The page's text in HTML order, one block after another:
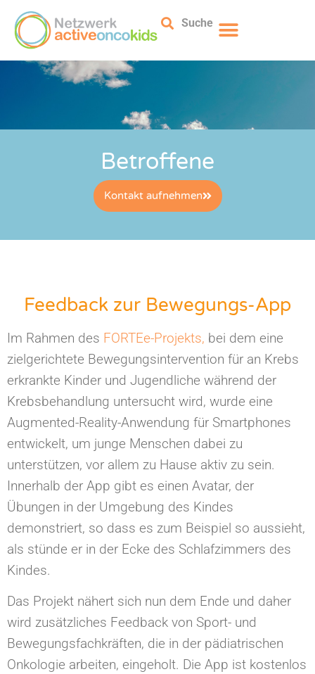
Suche
Betroffene
Kontakt aufnehmen
Feedback zur Bewegungs-App
Im Rahmen des FORTEe-Projekts, bei dem eine
zielgerichtete Bewegungsintervention für an Krebs
erkrankte Kinder und Jugendliche während der
Krebsbehandlung untersucht wird, wurde eine
Augmented-Reality-Anwendung für Smartphones
entwickelt, um junge Menschen dabei zu
unterstützen, vor allem zu Hause aktiv zu sein.
Innerhalb der App gibt es einen Avatar, der
Übungen in der Umgebung des Kindes
demonstriert, so dass es zum Beispiel so aussieht,
als stünde er in der Ecke des Schlafzimmers des
Kindes.
Das Projekt nähert sich nun dem Ende und daher
wird zusätzliches Feedback von Sport- und
Bewegungsfachkräften, die in der pädiatrischen
Onkologie arbeiten, eingeholt. Die App ist kostenlos